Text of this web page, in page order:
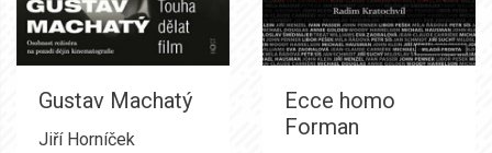
Gustav Machatý
Jiří Horníček
Ecce homo
Forman